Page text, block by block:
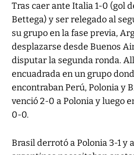
Tras caer ante Italia 1-0 (gol
Bettega) y ser relegado al
su grupo en la fase previa,
desplazarse desde Buenos
disputar la segunda ronda.
encuadrada en un grupo
encontraban Perú, Polonia y
venció 2-0 a Polonia y luego
0-0.
Brasil derrotó a Polonia 3-1 y